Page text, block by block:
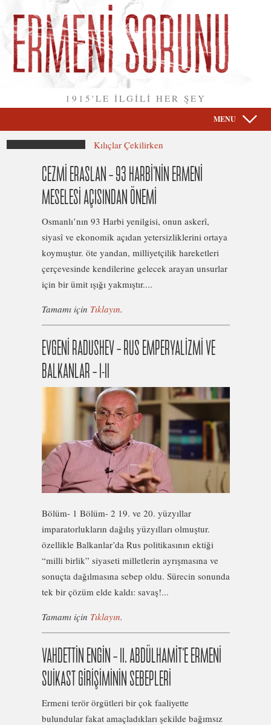
1915'LE İLGİLİ HER ŞEY
MENU
Kılıçlar Çekilirken
CEZMİ ERASLAN – 93 HARBİ’NİN ERMENİ
MESELESİ AÇISINDAN ÖNEMİ
Osmanlı’nın 93 Harbi yenilgisi, onun askerî,
siyasî ve ekonomik açıdan yetersizliklerini ortaya
koymuştur. öte yandan, milliyetçilik hareketleri
çerçevesinde kendilerine gelecek arayan unsurlar
için bir ümit ışığı yakmıştır....
Tamamı için Tıklayın.
EVGENİ RADUSHEV – RUS EMPERYALİZMİ VE
BALKANLAR – I-II
Bölüm- 1 Bölüm- 2 19. ve 20. yüzyıllar
imparatorlukların dağılış yüzyılları olmuştur.
özellikle Balkanlar’da Rus politikasının ektiği
“milli birlik” siyaseti milletlerin ayrışmasına ve
sonuçta dağılmasına sebep oldu. Sürecin sonunda
tek bir çözüm elde kaldı: savaş!...
Tamamı için Tıklayın.
VAHDETTİN ENGİN – II. ABDÜLHAMİT’E ERMENİ
SUİKAST GİRİŞİMİNİN SEBEPLERİ
Ermeni terör örgütleri bir çok faaliyette
bulundular fakat amaçladıkları şekilde bağımsız